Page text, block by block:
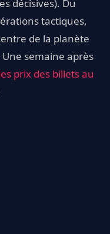
décisives). Du
tactiques,
de la planète
semaine après
prix des billets au